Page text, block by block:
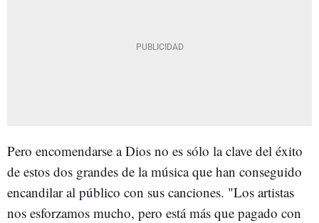
Pero encomendarse a Dios no es sólo la clave del éxito
de estos dos grandes de la música que han conseguido
encandilar al público con sus canciones. "Los artistas
nos esforzamos mucho, pero está más que pagado con